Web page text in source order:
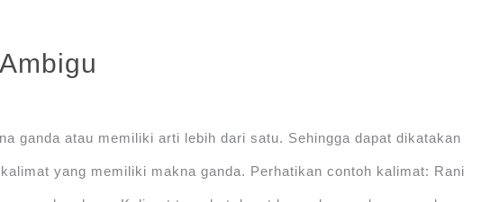
ganda atau memiliki arti lebih dari satu. Sehingga dapat dikatakan
yang memiliki makna ganda. Perhatikan contoh kalimat: Rani